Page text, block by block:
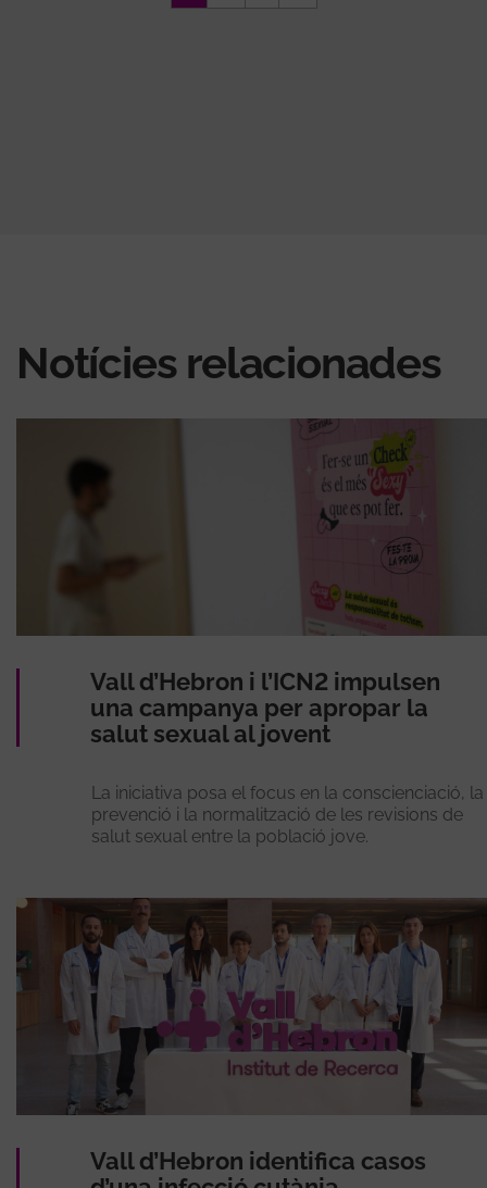
Notícies relacionades
Vall d’Hebron i l’ICN2 impulsen
una campanya per apropar la
salut sexual al jovent
La iniciativa posa el focus en la conscienciació, la
prevenció i la normalització de les revisions de
salut sexual entre la població jove.
Vall d’Hebron identifica casos